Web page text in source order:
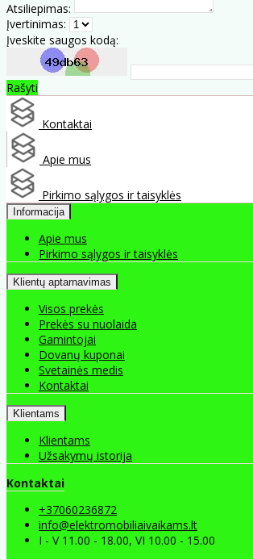
Atsiliepimas:
Įvertinimas:
Įveskite saugos kodą:
Rašyti
Kontaktai
Apie mus
Pirkimo sąlygos ir taisyklės
Informacija
Apie mus
Pirkimo sąlygos ir taisyklės
Klientų aptarnavimas
Visos prekės
Prekės su nuolaida
Gamintojai
Dovanų kuponai
Svetainės medis
Kontaktai
Klientams
Klientams
Užsakymų istorija
Kontaktai
+37060236872
info@elektromobiliaivaikams.lt
I - V 11.00 - 18.00, VI 10.00 - 15.00